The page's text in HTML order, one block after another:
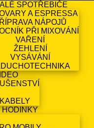
SPOTŘEBIČE
A ESPRESSA
NÁPOJŮ
PŘI MIXOVÁNÍ
VAŘENÍ
ŽEHLENÍ
VYSÁVÁNÍ
HODINKY